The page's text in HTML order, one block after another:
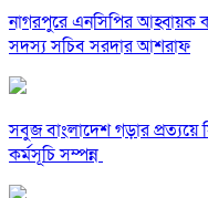
নাগরপুরে এনসিপির আহ্বায়ক
সদস্য সচিব সরদার আশরাফ
সবুজ বাংলাদেশ গড়ার প্রত্যয়ে
কর্মসূচি সম্পন্ন